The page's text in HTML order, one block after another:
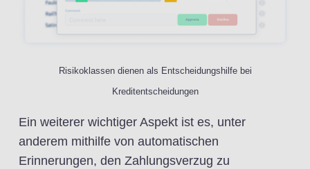
Risikoklassen dienen als Entscheidungshilfe bei
Kreditentscheidungen
Ein weiterer wichtiger Aspekt ist es, unter
anderem mithilfe von automatischen
Erinnerungen, den Zahlungsverzug zu